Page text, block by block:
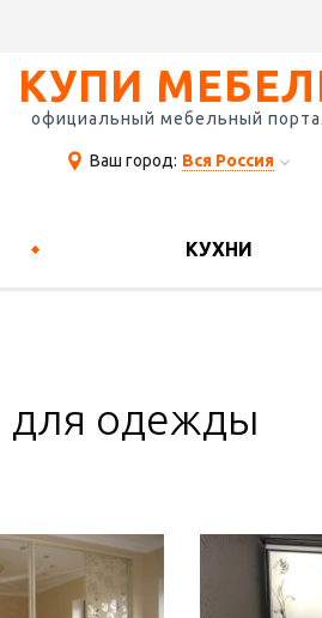
КУПИ
официальный мебельный
Ваш город: Вся Россия
КУХНИ
одежды